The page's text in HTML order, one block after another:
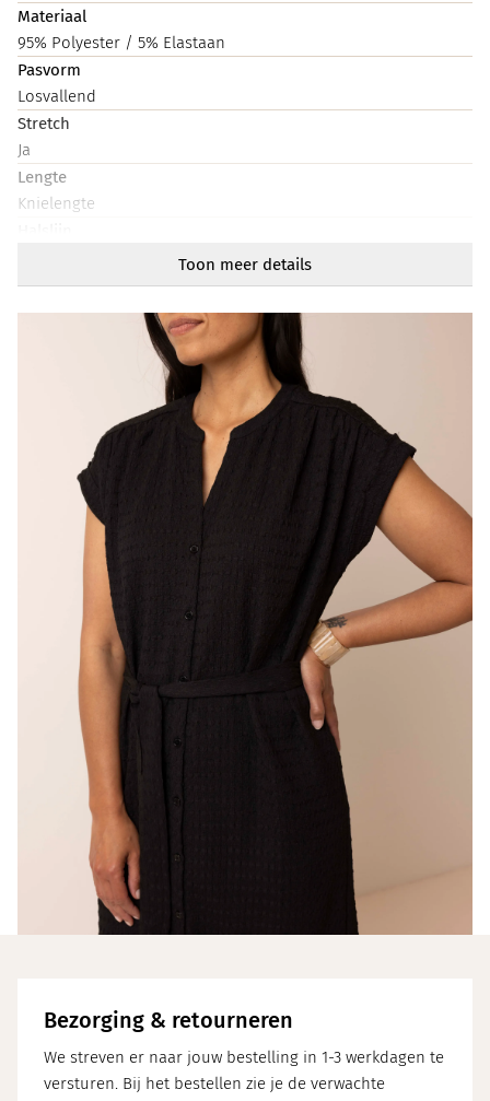
Materiaal
95% Polyester / 5% Elastaan
Pasvorm
Losvallend
Stretch
Ja
Lengte
Knielengte
Mouwlengte
Kort
Toon meer details
Bezorging & retourneren
We streven er naar jouw bestelling in 1-3 werkdagen te
versturen. Bij het bestellen zie je de verwachte